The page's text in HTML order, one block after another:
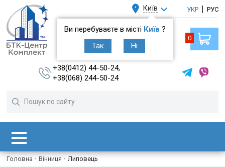
Київ
Ви перебуваєте в місті Київ ?
Так
Ні
УКР РУС
+38(0412) 44-50-24,
+38(068) 244-50-24
0
Головна · Вінниця · Липовець